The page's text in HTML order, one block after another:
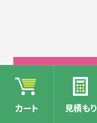
カート 見積もり